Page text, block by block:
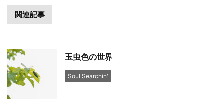
関連記事
玉虫色の世界
Soul Searchin'